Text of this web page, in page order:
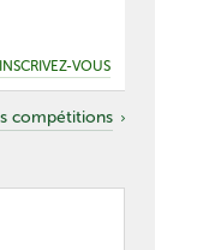
INSCRIVEZ-VOUS
compétitions